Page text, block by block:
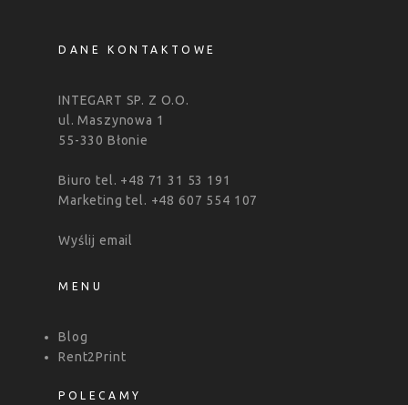
DANE KONTAKTOWE
INTEGART SP. Z O.O.
ul. Maszynowa 1
55-330 Błonie
Biuro tel. +48 71 31 53 191
Marketing tel. +48 607 554 107
Wyślij email
MENU
Blog
Rent2Print
POLECAMY